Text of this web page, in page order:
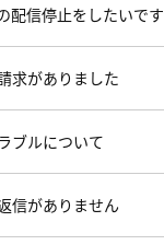
配信停止をしたいです
求がありました
ブルについて
信がありません